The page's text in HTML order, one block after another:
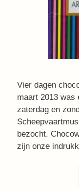
Vier dagen
maart 2013 was
zaterdag en
bezocht.
zijn onze